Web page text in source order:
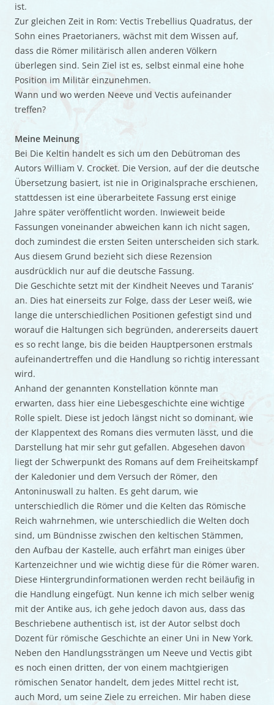
ist.
Zur gleichen Zeit in Rom: Vectis Trebellius Quadratus, der
Sohn eines Praetorianers, wächst mit dem Wissen auf,
dass die Römer militärisch allen anderen Völkern
überlegen sind. Sein Ziel ist es, selbst einmal eine hohe
Position im Militär einzunehmen.
Wann und wo werden Neeve und Vectis aufeinander
treffen?
Meine Meinung
Bei Die Keltin handelt es sich um den Debütroman des
Autors William V. Crocket. Die Version, auf der die deutsche
Übersetzung basiert, ist nie in Originalsprache erschienen,
stattdessen ist eine überarbeitete Fassung erst einige
Jahre später veröffentlicht worden. Inwieweit beide
Fassungen voneinander abweichen kann ich nicht sagen,
doch zumindest die ersten Seiten unterscheiden sich stark.
Aus diesem Grund bezieht sich diese Rezension
ausdrücklich nur auf die deutsche Fassung.
Die Geschichte setzt mit der Kindheit Neeves und Taranis‘
an. Dies hat einerseits zur Folge, dass der Leser weiß, wie
lange die unterschiedlichen Positionen gefestigt sind und
worauf die Haltungen sich begründen, andererseits dauert
es so recht lange, bis die beiden Hauptpersonen erstmals
aufeinandertreffen und die Handlung so richtig interessant
wird.
Anhand der genannten Konstellation könnte man
erwarten, dass hier eine Liebesgeschichte eine wichtige
Rolle spielt. Diese ist jedoch längst nicht so dominant, wie
der Klappentext des Romans dies vermuten lässt, und die
Darstellung hat mir sehr gut gefallen. Abgesehen davon
liegt der Schwerpunkt des Romans auf dem Freiheitskampf
der Kaledonier und dem Versuch der Römer, den
Antoninuswall zu halten. Es geht darum, wie
unterschiedlich die Römer und die Kelten das Römische
Reich wahrnehmen, wie unterschiedlich die Welten doch
sind, um Bündnisse zwischen den keltischen Stämmen,
den Aufbau der Kastelle, auch erfährt man einiges über
Kartenzeichner und wie wichtig diese für die Römer waren.
Diese Hintergrundinformationen werden recht beiläufig in
die Handlung eingefügt. Nun kenne ich mich selber wenig
mit der Antike aus, ich gehe jedoch davon aus, dass das
Beschriebene authentisch ist, ist der Autor selbst doch
Dozent für römische Geschichte an einer Uni in New York.
Neben den Handlungssträngen um Neeve und Vectis gibt
es noch einen dritten, der von einem machtgierigen
römischen Senator handelt, dem jedes Mittel recht ist,
auch Mord, um seine Ziele zu erreichen. Mir haben diese